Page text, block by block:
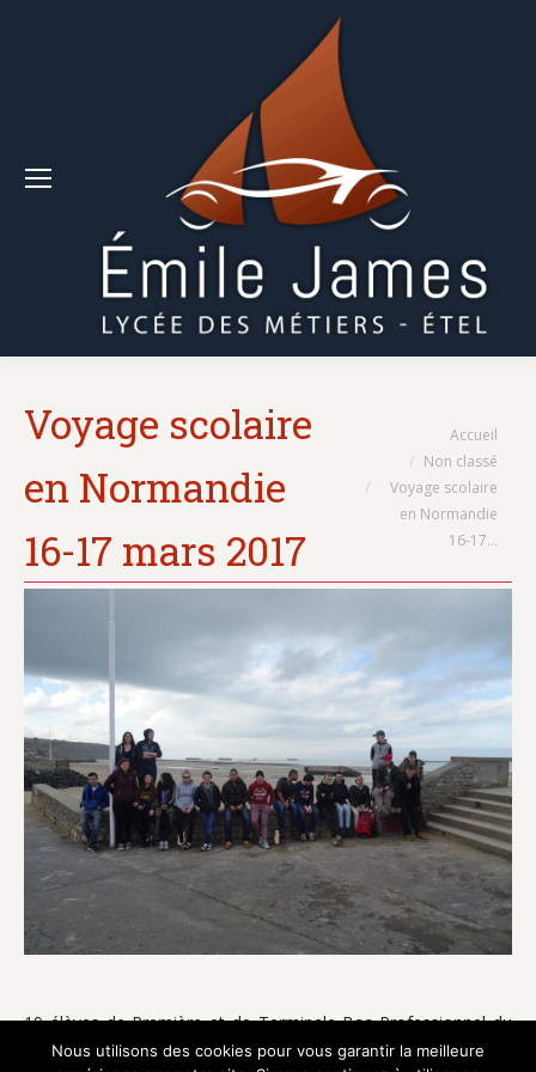
Voyage scolaire
en Normandie
16-17 mars 2017
Accueil
Non classé
Voyage scolaire
en Normandie
16-17…
19 élèves de Première et de Terminale Bac Professionnel du
lycée ont passé deux jours en Normandie accompagnés de
Nous utilisons des cookies pour vous garantir la meilleure